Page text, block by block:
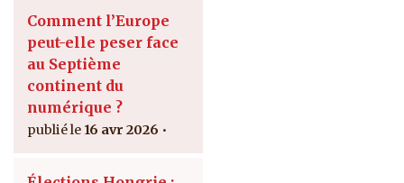
Comment l’Europe
peut-elle peser face
au Septième
continent du
numérique ?
16 avr 2026